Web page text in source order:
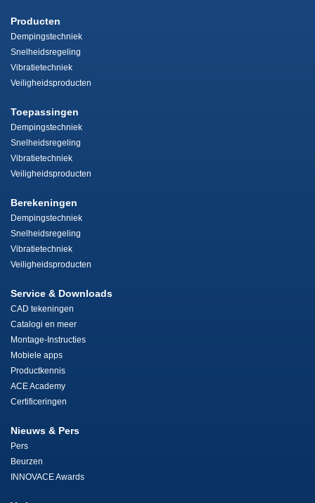
Producten
Dempingstechniek
Snelheidsregeling
Vibratietechniek
Veiligheidsproducten
Toepassingen
Dempingstechniek
Snelheidsregeling
Vibratietechniek
Veiligheidsproducten
Berekeningen
Dempingstechniek
Snelheidsregeling
Vibratietechniek
Veiligheidsproducten
Service & Downloads
CAD tekeningen
Catalogi en meer
Montage-Instructies
Mobiele apps
Productkennis
ACE Academy
Certificeringen
Nieuws & Pers
Pers
Beurzen
INNOVACE Awards